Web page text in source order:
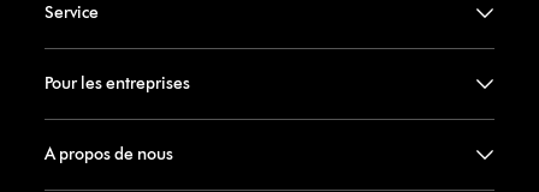
Service
Pour les entreprises
A propos de nous